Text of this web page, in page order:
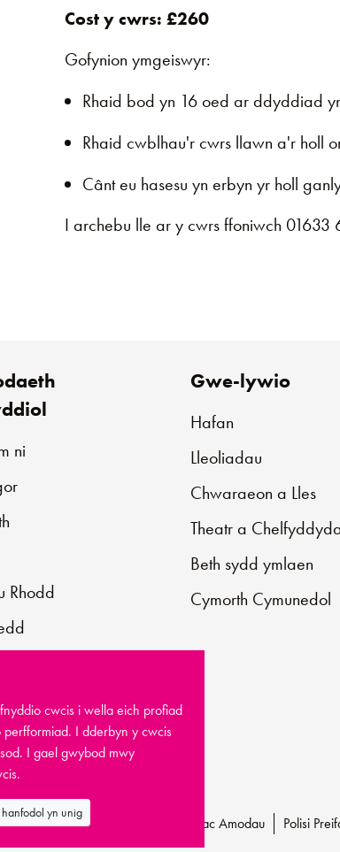
Cost y cwrs: £260
Gofynion ymgeiswyr:
Rhaid bod yn 16 oed ar ddyddiad
Rhaid cwblhau'r cwrs llawn a'r holl
Cânt eu hasesu yn erbyn yr holl
I archebu lle ar y cwrs ffoniwch 01633
ni
Rhodd
Cyffredin
Gwe-lywio
Hafan
Lleoliadau
Chwaraeon a Lles
Theatr a
Beth sydd ymlaen
Cymorth Cymunedol
Newport Live 2026 Telerau ac Amodau Polisi
cwcis i wella eich profiad
I dderbyn y cwcis
I gael gwybod mwy
yn unig